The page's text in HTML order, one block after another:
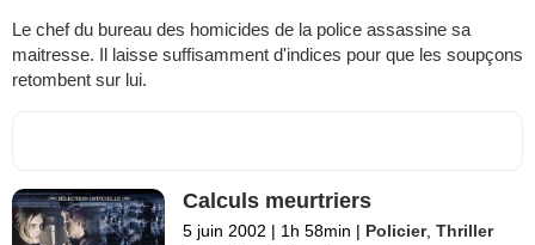
Le chef du bureau des homicides de la police assassine sa
maitresse. Il laisse suffisamment d'indices pour que les soupçons
retombent sur lui.
Calculs meurtriers
5 juin 2002 | 1h 58min | Policier,Thriller